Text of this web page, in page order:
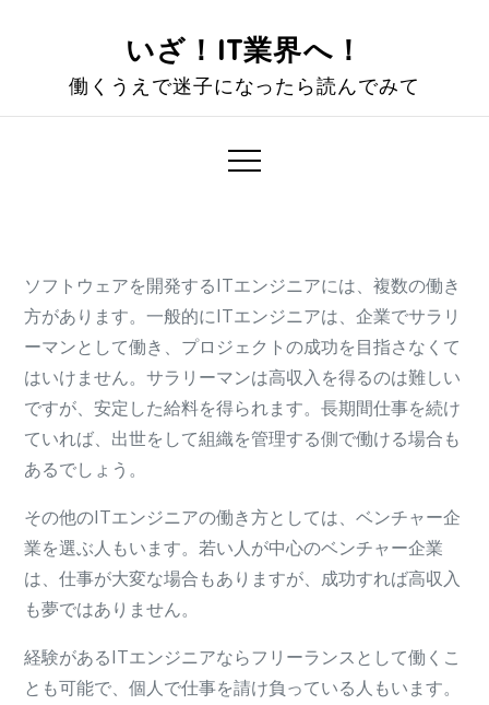
いざ！IT業界へ！
働くうえで迷子になったら読んでみて
ソフトウェアを開発するITエンジニアには、複数の働き
方があります。一般的にITエンジニアは、企業でサラリ
ーマンとして働き、プロジェクトの成功を目指さなくて
はいけません。サラリーマンは高収入を得るのは難しい
ですが、安定した給料を得られます。長期間仕事を続け
ていれば、出世をして組織を管理する側で働ける場合も
あるでしょう。
その他のITエンジニアの働き方としては、ベンチャー企
業を選ぶ人もいます。若い人が中心のベンチャー企業
は、仕事が大変な場合もありますが、成功すれば高収入
も夢ではありません。
経験があるITエンジニアならフリーランスとして働くこ
とも可能で、個人で仕事を請け負っている人もいます。